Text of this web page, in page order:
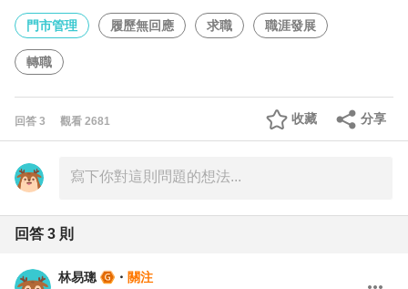
門市管理 履歷無回應 求職 職涯發展
轉職
回答 3 觀看 2681 分享
收藏
回答 3 則
林易璁 ・ 關注